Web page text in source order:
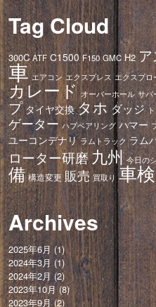
Tag Cloud
300C ATF C1500 F150 GMC H2
車 エアコン エクスプレス エクスプロ
カレード オーバーホール サバ
プタイヤ交換タホ ダッジ
ゲーター ハブベアリング ハマー
ユーコンデナリ ラムトラック ラム
ローター研磨九州 今日の
備 構造変更 販売 買取り 車検
Archives
2025年6月 (1)
2024年3月(1)
2024年2月(2)
2023年10月(8)
2023年9月(2)